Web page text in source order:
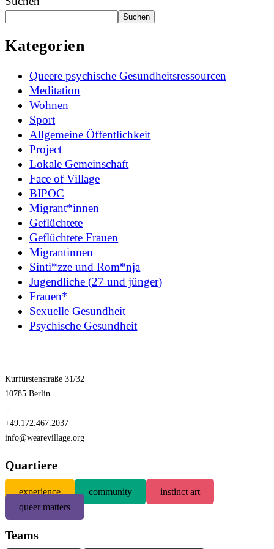
Suchen
Kategorien
Queere psychische Gesundheitsressourcen
Meditation
Wohnen
Sport
Allgemeine Öffentlichkeit
Project
Lokale Gemeinschaft
Face of Village
BIPOC
Migrant*innen
Geflüchtete
Geflüchtete Frauen
Migrantinnen
Sinti*zze und Rom*nja
Jugendliche (27 und jünger)
Frauen*
Sexuelle Gesundheit
Psychische Gesundheit
Kurfürstenstraße 31/32
10785 Berlin
--
+49.172.467.2037
info@wearevillage.org
Quartiere
experience community
instinct art
queer matters
Teams